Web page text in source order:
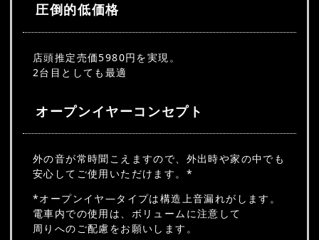
圧倒的低価格
店頭推定売価5980円を実現。
2台目としても最適
オープンイヤーコンセプト
外の音が常時聞こえますので、外出時や家の中でも
安心してご使用いただけます。*
*オープンイヤ―タイプは構造上音漏れがします。
電車内での使用は、ボリュームに注意して
周りへのご配慮をお願いします。